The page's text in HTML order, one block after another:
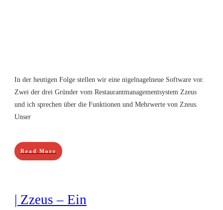
In der heutigen Folge stellen wir eine nigelnagelneue Software vor.
Zwei der drei Gründer vom Restaurantmanagementsystem Zzeus
und ich sprechen über die Funktionen und Mehrwerte von Zzeus.
Unser
Read More
| Zzeus – Ein